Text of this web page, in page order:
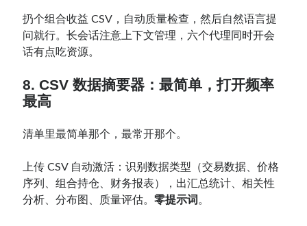
扔个组合收益 CSV，自动质量检查，然后自然语言提
问就行。长会话注意上下文管理，六个代理同时开会
话有点吃资源。
8. CSV 数据摘要器：最简单，打开频率
最高
清单里最简单那个，最常开那个。
上传 CSV 自动激活：识别数据类型（交易数据、价格
序列、组合持仓、财务报表），出汇总统计、相关性
分析、分布图、质量评估。零提示词 。